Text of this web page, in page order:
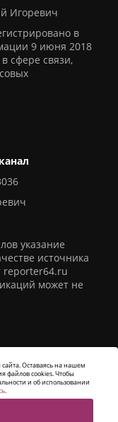
Игоревич
в
9 июня 2018
сфере связи,
указание
источника
reporter64.ru
может не
защищены -
Оставаясь на нашем
файлов cookies. Чтобы
и об использовании
.